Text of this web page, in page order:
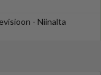
- Niinalta